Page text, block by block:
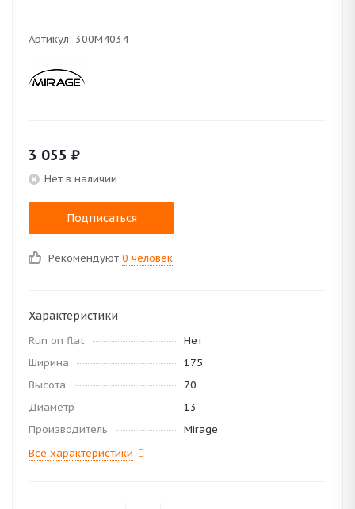
Артикул: 300M4034
3 055 ₽
Нет в наличии
Подписаться
Рекомендуют 0 человек
Характеристики
Run on flat
Нет
Ширина
175
Высота
70
Диаметр
13
Производитель
Mirage
Все характеристики